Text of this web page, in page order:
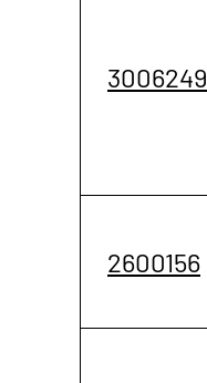
3006249
2600156